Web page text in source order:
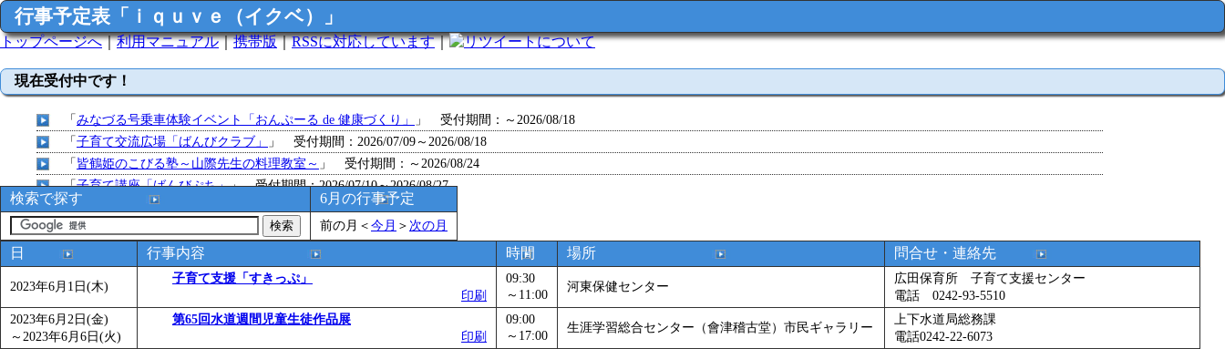
行事予定表「ｉｑｕｖｅ（イクベ）」
トップページへ｜利用マニュアル｜携帯版｜RSSに対応しています｜ について
現在受付中です！
「みなづる号乗車体験イベント「おんぷーる de 健康づくり」
」 受付期間：～2026/08/18
「子育て交流広場「ばんびクラブ」
」 受付期間：2026/07/09～2026/08/18
「皆鶴姫のこびる塾～山際先生の料理教室～ 」 受付期間：～2026/08/24
「子育て講座「ばんびぷち」」 受付期間：2026/07/10～2026/08/27
「 子育て交流広場「ばんびクラブ」
」 受付期間：2026/07/13～2026/08/28
「子育て交流広場「ばんびクラブ」
」 受付期間：2026/08/10～2026/09/01
「
まだまだ暑い！コミプの夏！！第11回 水中レクリエーション 障害物競争でお土産をゲットせよ！
」 受付期間：～2026/09/13
皆鶴姫のこびる塾～山際先生の料理教室～
「みなづる号乗車体験イベント「おんぷーる de 健康づくり」
」 受付期間：～2026/09/29
「堂島地区歴史ウオークの参加者を募集します」 受付期間：～2026/09/30
「みなづる号乗車体験イベント「おんぷーる de 健康づくり」
」 受付期間：～2026/11/05
検索で探す 6月の行事予定
前の月 ＜今月 ＞ 次の月
日 行事内容 時間 場所 問合せ・連絡先
2023年6月1日(木)
子育て支援「すきっぷ」
印刷
09:30
～11:00
河東保健センター
広田保育所 子育て支援センター
電話 0242-93-5510
2023年6月2日(金)
～ 2023年6月6日(火)
第65回水道週間児童生徒作品展
印刷
09:00
～17:00
生涯学習総合センター（會津稽古堂）市民ギャラリー
上下水道局総務課
電話0242-22-6073